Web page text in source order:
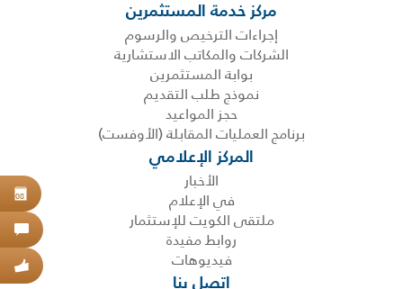
مركز خدمة المستثمرين
إجراءات الترخيص والرسوم
الشركات والمكاتب الاستشارية
بوابة المستثمرين
نموذج طلب التقديم
حجز المواعيد
برنامج العمليات المقابلة (الأوفست)
المركز الإعلامي
الأخبار
في الإعلام
ملتقى الكويت للإستثمار
روابط مفيدة
فيديوهات
اتصل بنا
08